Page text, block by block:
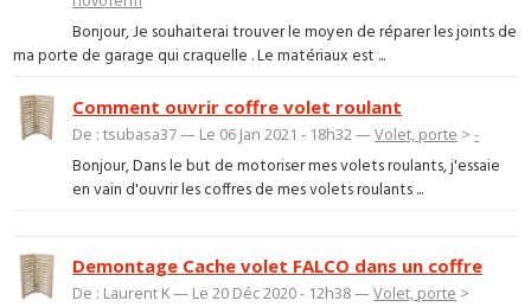
Bonjour, Je souhaiterai trouver le moyen de réparer les joints de
ma porte de garage qui craquelle . Le matériaux est ...
Comment ouvrir coffre volet roulant
De : tsubasa37 — Le 06 Jan 2021 - 18h32 —Volet, porte >-
Bonjour, Dans le but de motoriser mes volets roulants, j'essaie
en vain d'ouvrir les coffres de mes volets roulants ...
Demontage Cache volet FALCO dans un coffre
De : Laurent K — Le 20 Déc 2020 - 12h38 —Volet, porte >